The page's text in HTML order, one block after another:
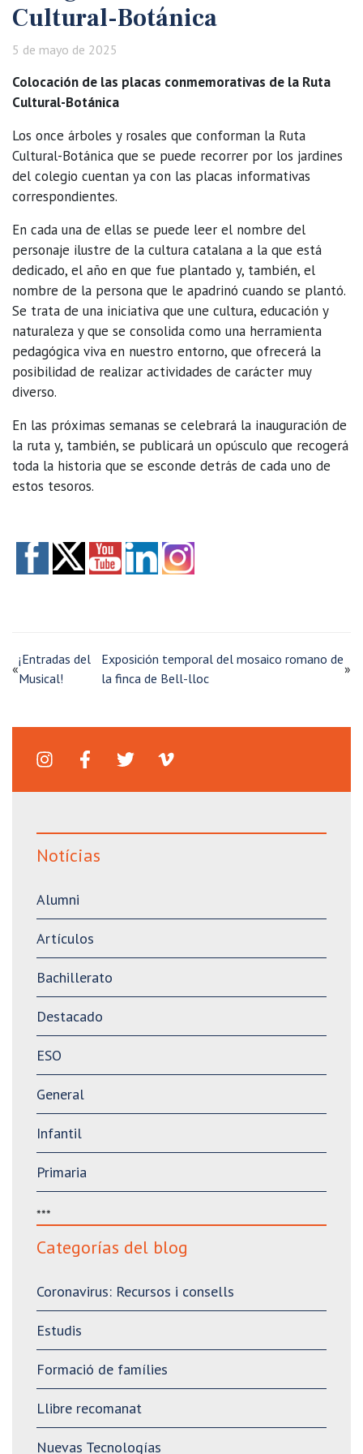
Cultural-Botánica
5 de mayo de 2025
Colocación de las placas conmemorativas de la Ruta
Cultural-Botánica
Los once árboles y rosales que conforman la Ruta
Cultural-Botánica que se puede recorrer por los jardines
del colegio cuentan ya con las placas informativas
correspondientes.
En cada una de ellas se puede leer el nombre del
personaje ilustre de la cultura catalana a la que está
dedicado, el año en que fue plantado y, también, el
nombre de la persona que le apadrinó cuando se plantó.
Se trata de una iniciativa que une cultura, educación y
naturaleza y que se consolida como una herramienta
pedagógica viva en nuestro entorno, que ofrecerá la
posibilidad de realizar actividades de carácter muy
diverso.
En las próximas semanas se celebrará la inauguración de
la ruta y, también, se publicará un opúsculo que recogerá
toda la historia que se esconde detrás de cada uno de
estos tesoros.
«
¡Entradas del
Musical!
Exposición temporal del mosaico romano de
la finca de Bell-lloc
»
Notícias
Alumni
Artículos
Bachillerato
Destacado
ESO
General
Infantil
Primaria
***
Categorías del blog
Coronavirus: Recursos i consells
Estudis
Formació de famílies
Llibre recomanat
Nuevas Tecnologías